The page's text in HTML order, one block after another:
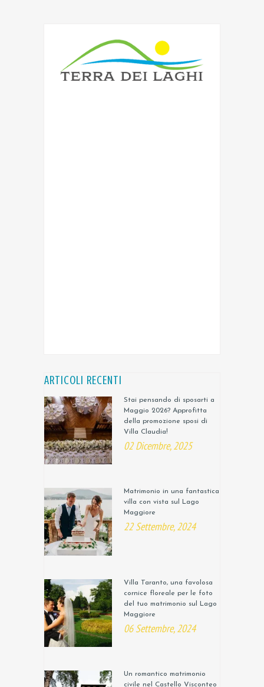
ARTICOLI RECENTI
Stai pensando di sposarti a
Maggio 2026? Approfitta
della promozione sposi di
Villa Claudia!
02 Dicembre, 2025
Matrimonio in una fantastica
villa con vista sul Lago
Maggiore
22 Settembre, 2024
Villa Taranto, una favolosa
cornice floreale per le foto
del tuo matrimonio sul Lago
Maggiore
06 Settembre, 2024
Un romantico matrimonio
civile nel Castello Visconteo